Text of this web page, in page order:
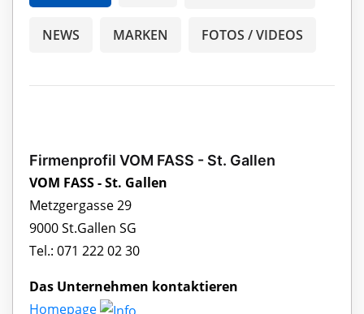
NEWS MARKEN FOTOS / VIDEOS
Firmenprofil VOM FASS - St. Gallen
VOM FASS - St. Gallen
Metzgergasse 29
9000 St.Gallen SG
Tel.: 071 222 02 30
Das Unternehmen kontaktieren
Homepage